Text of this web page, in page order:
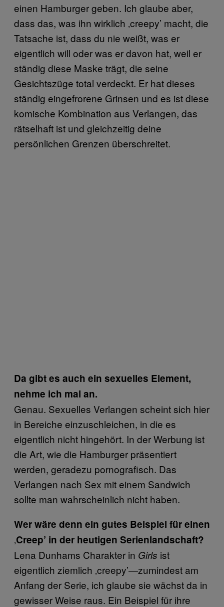
einen Hamburger geben. Ich glaube aber,
dass das, was ihn wirklich ‚creepy’ macht, die
Tatsache ist, dass du nie weißt, was er
eigentlich will oder was er davon hat, weil er
ständig diese Maske trägt, die seine
Gesichtszüge total verdeckt. Er hat dieses
ständig eingefrorene Grinsen und es ist diese
komische Kombination aus Verlangen, das
rätselhaft ist und gleichzeitig deine
persönlichen Grenzen überschreitet.
Da gibt es auch ein sexuelles Element,
nehme ich mal an.
Genau. Sexuelles Verlangen scheint sich hier
in Bereiche einzuschleichen, in die es
eigentlich nicht hingehört. In der Werbung ist
die Art, wie die Hamburger präsentiert
werden, geradezu pornografisch. Das
Verlangen nach Sex mit einem Sandwich
sollte man wahrscheinlich nicht haben.
Wer wäre denn ein gutes Beispiel für einen
‚Creep’ in der heutigen Serienlandschaft?
Lena Dunhams Charakter in Girls ist
eigentlich ziemlich ‚creepy’—zumindest am
Anfang der Serie, ich glaube sie wächst da in
gewisser Weise raus. Ein Beispiel für ihre